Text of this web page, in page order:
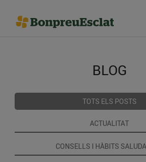
BLOG
TOTS ELS POSTS
ACTUALITAT
CONSELLS I HÀBITS